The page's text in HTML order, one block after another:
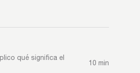
qué significa el
10 min